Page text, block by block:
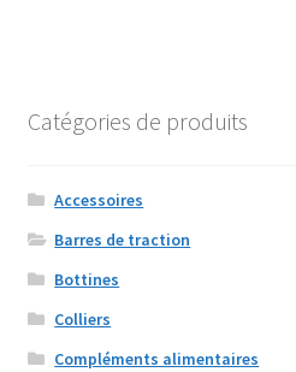
Catégories de produits
Accessoires
Barres de traction
Bottines
Colliers
Compléments alimentaires